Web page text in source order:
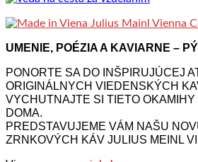
UMENIE, POÉZIA A KAVIARNE –
PONORTE SA DO INŠPIRUJÚCEJ
ORIGINÁLNYCH VIEDENSKÝCH
VYCHUTNAJTE SI TIETO
DOMA.
PREDSTAVUJEME VÁM NAŠU
ZRNKOVÝCH KÁV JULIUS MEINL